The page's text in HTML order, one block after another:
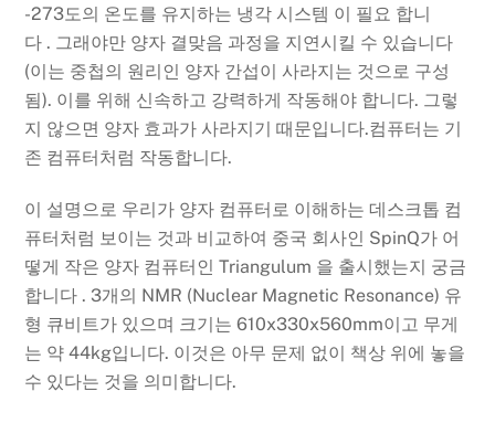
-273도의 온도를 유지하는 냉각 시스템 이 필요 합니
다 . 그래야만 양자 결맞음 과정을 지연시킬 수 있습니다
(이는 중첩의 원리인 양자 간섭이 사라지는 것으로 구성
됨). 이를 위해 신속하고 강력하게 작동해야 합니다. 그렇
지 않으면 양자 효과가 사라지기 때문입니다.컴퓨터는 기
존 컴퓨터처럼 작동합니다.
이 설명으로 우리가 양자 컴퓨터로 이해하는 데스크톱 컴
퓨터처럼 보이는 것과 비교하여 중국 회사인 SpinQ가 어
떻게 작은 양자 컴퓨터인 Triangulum 을 출시했는지 궁금
합니다 . 3개의 NMR (Nuclear Magnetic Resonance) 유
형 큐비트가 있으며 크기는 610x330x560mm이고 무게
는 약 44kg입니다. 이것은 아무 문제 없이 책상 위에 놓을
수 있다는 것을 의미합니다.